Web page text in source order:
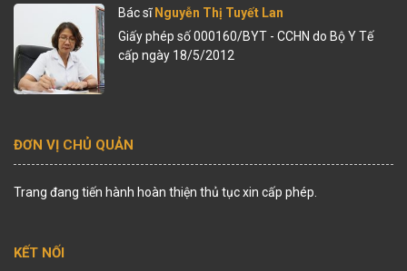
Bác sĩ Nguyễn Thị Tuyết Lan
Giấy phép số 000160/BYT - CCHN do Bộ Y Tế
cấp ngày 18/5/2012
ĐƠN VỊ CHỦ QUẢN
Trang đang tiến hành hoàn thiện thủ tục xin cấp phép.
KẾT NỐI